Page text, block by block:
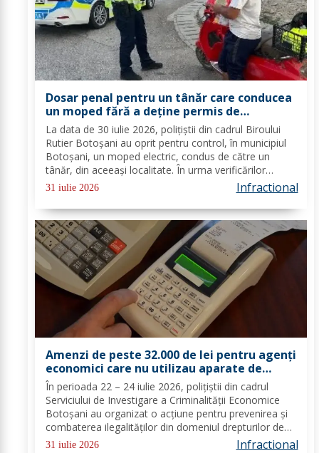
Dosar penal pentru un tânăr care conducea
un moped fără a deține permis de
conducere
La data de 30 iulie 2026, polițiștii din cadrul Biroului
Rutier Botoșani au oprit pentru control, în municipiul
Botoșani, un moped electric, condus de către un
tânăr, din aceeași localitate. În urma verificărilor
efectuate de către polițiști, s-a constatat faptul că
31 iulie 2026 Infractional
Amenzi de peste 32.000 de lei pentru agenți
economici care nu utilizau aparate de
marcat electronice fiscale
În perioada 22 – 24 iulie 2026, polițiștii din cadrul
Serviciului de Investigare a Criminalității Economice
Botoșani au organizat o acțiune pentru prevenirea și
combaterea ilegalităților din domeniul drepturilor de
autor și drepturilor conexe, precum și verificarea
31 iulie 2026 Infractional